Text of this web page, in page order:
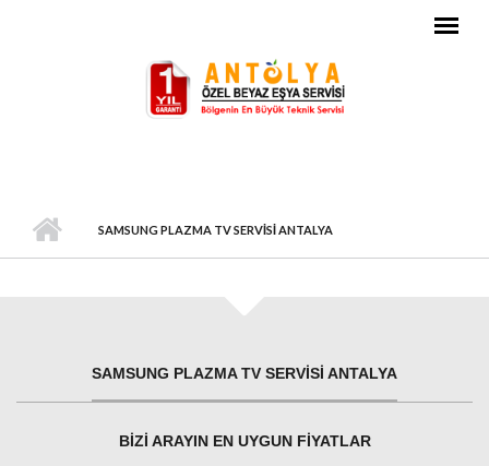
SAMSUNG PLAZMA TV SERVISI ANTALYA
SAMSUNG PLAZMA TV SERVISI ANTALYA
BIZI ARAYIN EN UYGUN FIYATLAR